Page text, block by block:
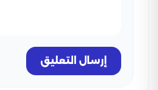
إرسال التعليق